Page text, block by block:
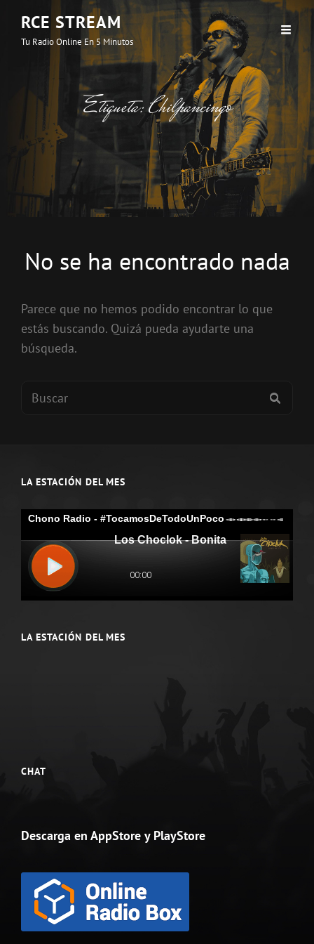
RCE STREAM
Tu Radio Online En 5 Minutos
Etiqueta:Chilpancingo
No se ha encontrado nada
Parece que no hemos podido encontrar lo que
estás buscando. Quizá pueda ayudarte una
búsqueda.
LA ESTACIÓN DEL MES
LA ESTACIÓN DEL MES
CHAT
Descarga en AppStore y PlayStore